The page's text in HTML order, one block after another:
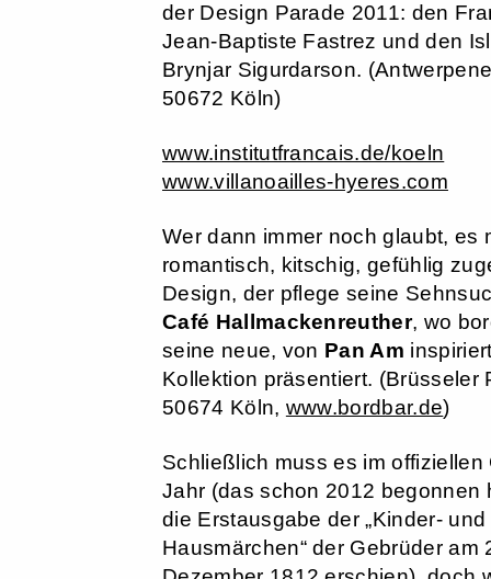
der Design Parade 2011: den
Jean-Baptiste Fastrez und den
Brynjar Sigurdarson.
50672 Köln)
www.institutfrancais.de/koeln
www.villanoailles-hyeres.com
Wer dann immer noch glaubt, es
romantisch, kitschig, gefühlig
Design, der pflege seine
Café Hallmackenreuther, wo
seine neue, von Pan Am
Kollektion präsentiert. (Brüsseler
50674 Köln, www.bordbar.de)
Schließlich muss es im offiziellen
Jahr (das schon 2012 begonnen
die Erstausgabe der „Kinder- und
Hausmärchen“ der Gebrüder am